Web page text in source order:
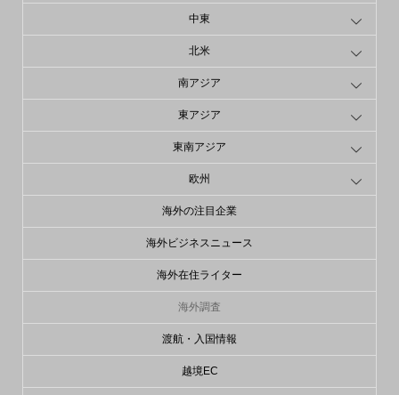
中東
北米
南アジア
東アジア
東南アジア
欧州
海外の注目企業
海外ビジネスニュース
海外在住ライター
海外調査
渡航・入国情報
越境EC